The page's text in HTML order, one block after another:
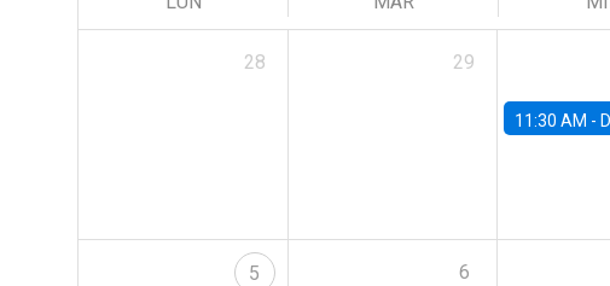
28 29
11:30 AM -
5 6